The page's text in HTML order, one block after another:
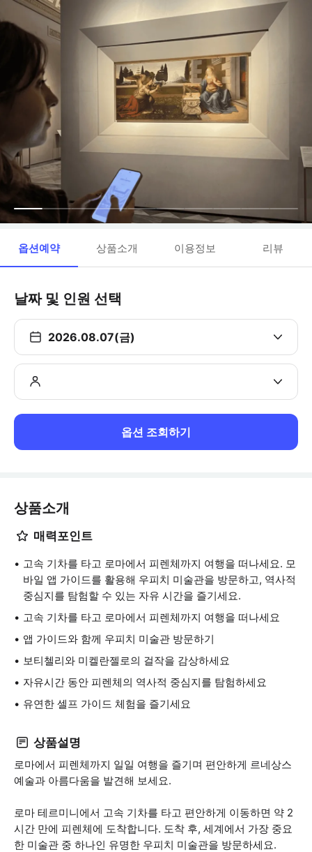
옵션예약 상품소개 이용정보 리뷰
날짜 및 인원 선택
2026.08.07(금)
옵션 조회하기
상품소개
매력포인트
고속 기차를 타고 로마에서 피렌체까지 여행을 떠나세요. 모
바일 앱 가이드를 활용해 우피치 미술관을 방문하고, 역사적
중심지를 탐험할 수 있는 자유 시간을 즐기세요.
고속 기차를 타고 로마에서 피렌체까지 여행을 떠나세요
앱 가이드와 함께 우피치 미술관 방문하기
보티첼리와 미켈란젤로의 걸작을 감상하세요
자유시간 동안 피렌체의 역사적 중심지를 탐험하세요
유연한 셀프 가이드 체험을 즐기세요
상품설명
로마에서 피렌체까지 일일 여행을 즐기며 편안하게 르네상스
예술과 아름다움을 발견해 보세요.
로마 테르미니에서 고속 기차를 타고 편안하게 이동하면 약 2
시간 만에 피렌체에 도착합니다. 도착 후, 세계에서 가장 중요
한 미술관 중 하나인 유명한 우피치 미술관을 방문하세요.